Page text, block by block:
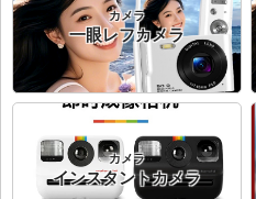
カメラ
一眼レフカメラ
カメラ
インスタントカメラ